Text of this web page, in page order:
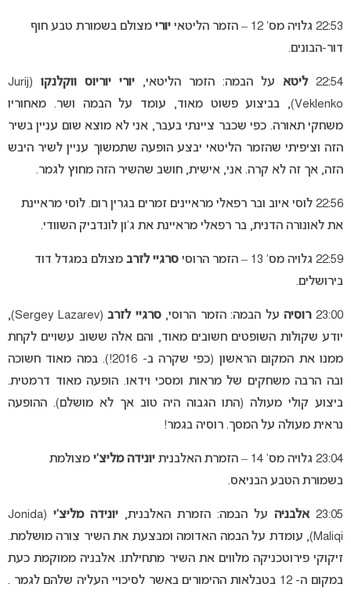
22:53 גלויה מס’ 12 – הזמר הליטאי יורי מצולם בשמורת טבע חוף
דור-הבונים.
22:54 ליטא על הבמה: הזמר הליטאי, יורי יוריוס ווקלנקו
(Jurij
Veklenko), בביצוע פשוט מאוד, עומד על הבמה ושר. מאחוריו
משחקי תאורה. כפי שכבר ציינתי בעבר, אני לא מוצא שום עניין בשיר
הזה וציפיתי שהזמר הליטאי יבצע הופעה שתמשוך עניין לשיר היבש
הזה, אך זה לא קרה. אני, אישית, חושב שהשיר הזה מחוץ לגמר.
22:56 לוסי איוב ובר רפאלי מראיינים זמרים בגרין רום. לוסי מראיינת
את לאונורה הדנית, בר רפאלי מראיינת את ג’ון לונדביק השוודי.
22:59 גלויה מס’ 13 – הזמר הרוסי סרגיי לזרב מצולם במגדל דוד
בירושלים.
23:00 רוסיהעל הבמה: הזמר הרוסי,סרגיי לזרב
(Sergey Lazarev),
יודע שקולות השופטים חשובים מאוד, והם אלה ששוב עשויים לקחת
ממנו את המקום הראשון (כפי שקרה ב- 2016!). במה מאוד חשוכה
ובה הרבה משחקים של מראות ומסכי וידאו. הופעה מאוד דרמטית.
ביצוע קולי מעולה (התו הגבוה היה טוב אך לא מושלם). ההופעה
נראית מעולה על המסך. רוסיה בגמר!
23:04 גלויה מס’ 14 – הזמרת האלבנית יונידה מליצ’י מצולמת
בשמורת הטבע הבניאס.
23:05 אלבניה על הבמה: הזמרת האלבנית, יונידה מליצ’י
(Jonida
Maliqi), עומדת על הבמה האדומה ומבצעת את השיר צורה מושלמת.
זיקוקי פירוטכניקה מלווים את השיר מתחילתו. אלבניה ממוקמת כעת
במקום ה- 12 בטבלאות ההימורים באשר לסיכויי העליה שלהם לגמר .